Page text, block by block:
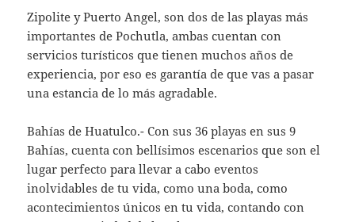
Zipolite y Puerto Angel, son dos de las playas más
importantes de Pochutla, ambas cuentan con
servicios turísticos que tienen muchos años de
experiencia, por eso es garantía de que vas a pasar
una estancia de lo más agradable.
Bahías de Huatulco.- Con sus 36 playas en sus 9
Bahías, cuenta con bellísimos escenarios que son el
lugar perfecto para llevar a cabo eventos
inolvidables de tu vida, como una boda, como
acontecimientos únicos en tu vida, contando con